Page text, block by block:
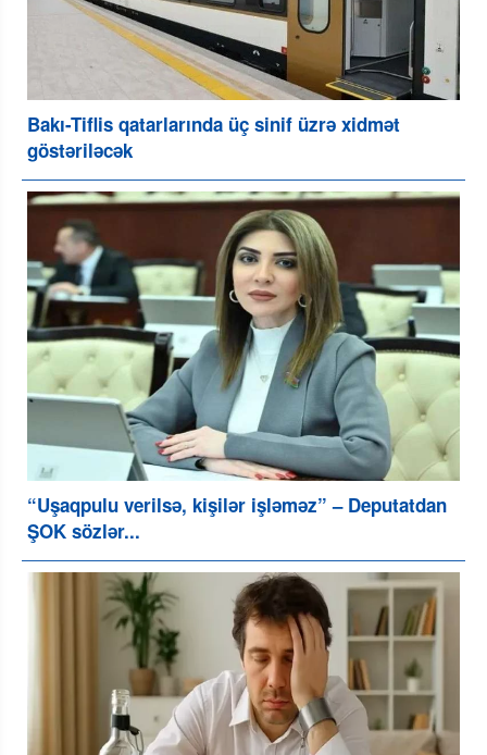
Bakı-Tiflis qatarlarında üç sinif üzrə xidmət
göstəriləcək
“Uşaqpulu verilsə, kişilər işləməz” – Deputatdan
ŞOK sözlər...